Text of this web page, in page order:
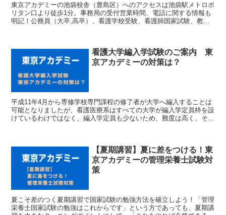
東京アカデミーの池袋校舎（豊島区）へのアクセスは池袋駅メトロポ
リタン口より徒歩1分。事務局の受付営業時間、電話に関する情報も
明記！公務員（大卒,高卒）、看護学校受験、看護師国家試験、教員
看護大学編入学試験のご案内 東
京アカデミーの対策は？
平成11年4月から専修学校専門課程の修了者が大学へ編入することは
可能となりましたが、看護医療系はすべての大学が編入学定員枠を設
けているわけではなく、編入学定員も少ないため、難度は高く、その
【夏期講習】夏に差をつける！東
京アカデミーの管理栄養士試験対
策
夏こそ差のつく夏期講習で国家試験の勉強方法を確立しよう！「管理
栄養士国家試験の勉強はこれからです」という方であっても、夏期講